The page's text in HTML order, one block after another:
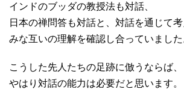
インドのブッダの教授法も対話、
日本の禅問答も対話と、対話を通じて考
みな互いの理解を確認し合っていました
こうした先人たちの足跡に倣うならば、
やはり対話の能力は必要だと思います。